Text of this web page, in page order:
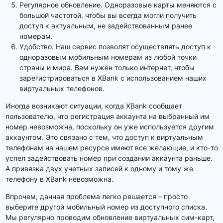
Регулярное обновление. Одноразовые карты меняются с
большой частотой, чтобы вы всегда могли получить
доступ к актуальным, не задействованным ранее
номерам.
Удобство. Наш сервис позволят осуществлять доступ к
одноразовым мобильным номерам из любой точки
страны и мира. Вам нужен только интернет, чтобы
зарегистрироваться в XBank с использованием наших
виртуальных телефонов.
Иногда возникают ситуации, когда XBank сообщает
пользователю, что регистрация аккаунта на выбранный им
номер невозможна, поскольку он уже используется другим
аккаунтом. Это связано с тем, что доступ к виртуальным
телефонам на нашем ресурсе имеют все желающие, и кто-то
успел задействовать номер при создании аккаунта раньше.
А привязка двух учетных записей к одному и тому же
телефону в XBank невозможна.
Впрочем, данная проблема легко решается – просто
выберите другой мобильный номер из доступного списка.
Мы регулярно проводим обновление виртуальных сим-карт,